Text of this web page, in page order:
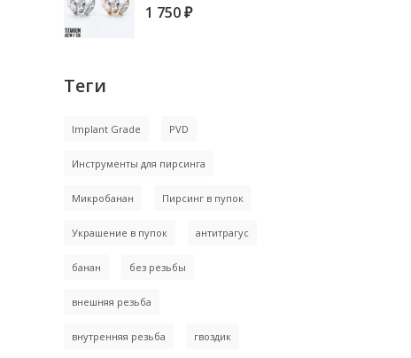
1 750 ₽
Теги
Implant Grade PVD
Инструменты для пирсинга
Микробанан Пирсинг в пупок
Украшение в пупок антитрагус
банан без резьбы
внешняя резьба
внутренняя резьба гвоздик